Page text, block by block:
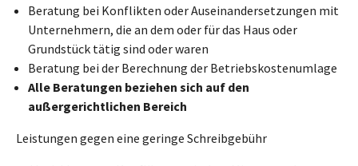
Beratung bei Konflikten oder Auseinandersetzungen mit
Unternehmern, die an dem oder für das Haus oder
Grundstück tätig sind oder waren
Beratung bei der Berechnung der Betriebskostenumlage
Alle Beratungen beziehen sich auf den
außergerichtlichen Bereich
Leistungen gegen eine geringe Schreibgebühr